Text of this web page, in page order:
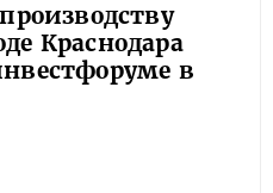
Краснодара
в